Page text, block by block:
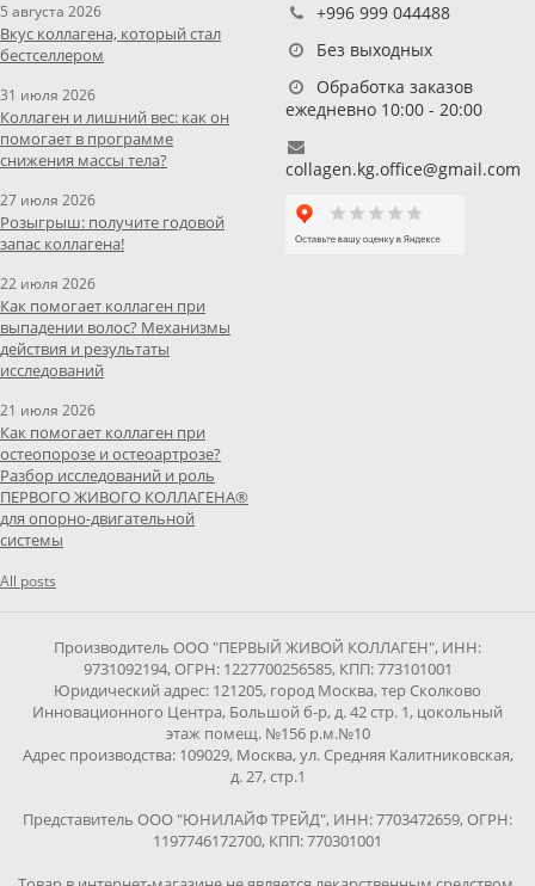
5 августа 2026
Вкус коллагена, который стал
бестселлером
31 июля 2026
Коллаген и лишний вес: как он
помогает в программе
снижения массы тела?
27 июля 2026
Розыгрыш: получите годовой
запас коллагена!
22 июля 2026
Как помогает коллаген при
выпадении волос? Механизмы
действия и результаты
исследований
21 июля 2026
Как помогает коллаген при
остеопорозе и остеоартрозе?
Разбор исследований и роль
ПЕРВОГО ЖИВОГО КОЛЛАГЕНА®
для опорно-двигательной
системы
All posts
+996 999 044488
Без выходных
Обработка заказов
ежедневно 10:00 - 20:00
collagen.kg.office@gmail.com
Производитель ООО "ПЕРВЫЙ ЖИВОЙ КОЛЛАГЕН", ИНН:
9731092194, ОГРН: 1227700256585, КПП: 773101001
Юридический адрес: 121205, город Москва, тер Сколково
Инновационного Центра, Большой б-р, д. 42 стр. 1, цокольный
этаж помещ. №156 р.м.№10
Адрес производства: 109029, Москва, ул. Средняя Калитниковская,
д. 27, стр.1
Представитель ООО "ЮНИЛАЙФ ТРЕЙД", ИНН: 7703472659, ОГРН:
1197746172700, КПП: 770301001